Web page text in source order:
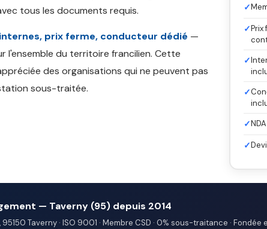
tous les documents requis.
prix ferme, conducteur dédié —
l'ensemble du territoire francilien. Cette
des organisations qui ne peuvent pas
sous-traitée.
✓
✓Prix
✓
✓
✓
✓
— Taverny (95) depuis 2014
Taverny · ISO 9001 · Membre CSD · 0% sous-traitance · Fondée